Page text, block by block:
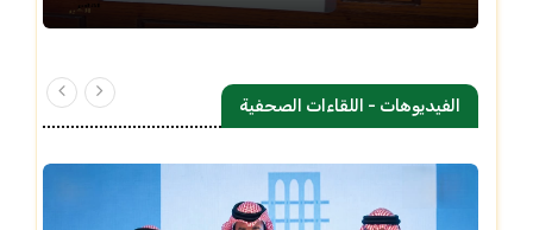
الفيديوهات - اللقاءات الصحفية